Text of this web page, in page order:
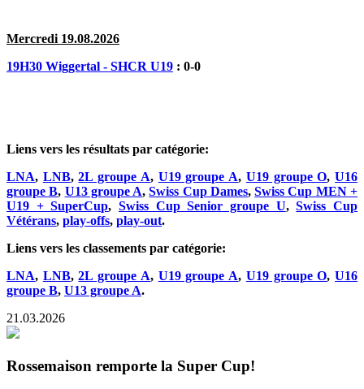
Mercredi 19.08.2026
19H30 Wiggertal - SHCR U19 : 0-0
Liens vers les résultats par catégorie:
LNA, LNB,2L groupe A, U19 groupe A, U19 groupe O,U16
groupe B, U13 groupe A,Swiss Cup Dames,Swiss Cup MEN +
U19 + SuperCup,Swiss Cup Senior groupe U,Swiss Cup
Vétérans, play-offs, play-out.
Liens vers les classements par catégorie:
LNA, LNB,2L groupe A, U19 groupe A, U19 groupe O,U16
groupe B, U13 groupe A.
21.03.2026
Rossemaison remporte la Super Cup!